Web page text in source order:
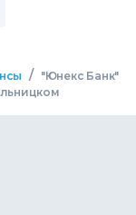
/
"Юнекс Банк"